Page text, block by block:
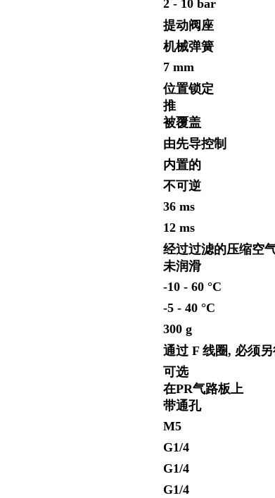
2 - 10 bar
提动阀座
机械弹簧
7 mm
位置锁定
推
被覆盖
由先导控制
内置的
不可逆
36 ms
12 ms
经过过滤的压缩空
未润滑
-10 - 60 °C
-5 - 40 °C
300 g
通过 F 线圈, 必须
可选
在PR气路板上
带通孔
M5
G1/4
G1/4
G1/4